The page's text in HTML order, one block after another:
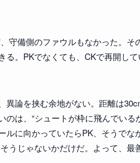
守備側のファウルもなかった。そ
。PKでなくても、CKで再開し
異論を挟む余地がない。距離は
は、“シュートが枠に飛んでいる
に向かっていたらPK、そうでな
うじゃないかだけだ。よって、最